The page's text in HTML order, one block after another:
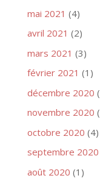
mai 2021 (4)
avril 2021 (2)
mars 2021 (3)
février 2021 (1)
décembre 2020
novembre 2020
octobre 2020 (4)
septembre 2020
août 2020 (1)